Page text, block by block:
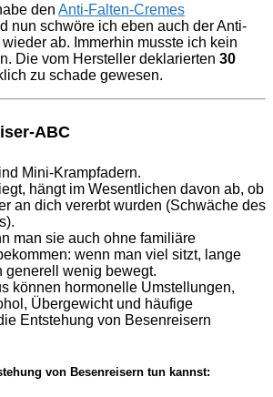
den Anti-Falten-Cremes
nun schwöre ich eben auch der Anti-
ab. Immerhin musste ich kein
Die vom Hersteller deklarierten 30
zu schade gewesen.
ABC
Mini-Krampfadern.
hängt im Wesentlichen davon ab, ob
an dich vererbt wurden (Schwäche des
man sie auch ohne familiäre
wenn man viel sitzt, lange
generell wenig bewegt.
können hormonelle Umstellungen,
Übergewicht und häufige
Entstehung von Besenreisern
von Besenreisern tun kannst: